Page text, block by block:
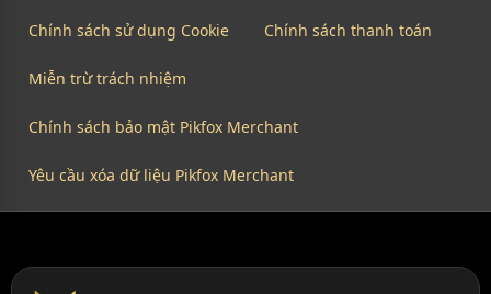
Chính sách sử dụng Cookie Chính sách thanh toán
Miễn trừ trách nhiệm
Chính sách bảo mật Pikfox Merchant
Yêu cầu xóa dữ liệu Pikfox Merchant